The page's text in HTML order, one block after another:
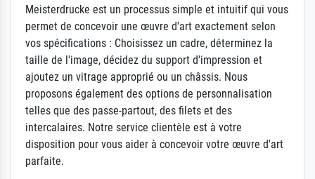
Meisterdrucke est un processus simple et intuitif qui vous
permet de concevoir une œuvre d'art exactement selon
vos spécifications : Choisissez un cadre, déterminez la
taille de l'image, décidez du support d'impression et
ajoutez un vitrage approprié ou un châssis. Nous
proposons également des options de personnalisation
telles que des passe-partout, des filets et des
intercalaires. Notre service clientèle est à votre
disposition pour vous aider à concevoir votre œuvre d'art
parfaite.